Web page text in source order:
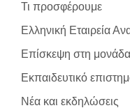
Τι προσφέρουμε
Ελληνική Εταιρεία
Επίσκεψη στη μονάδα
Εκπαιδευτικό
Νέα και εκδηλώσεις